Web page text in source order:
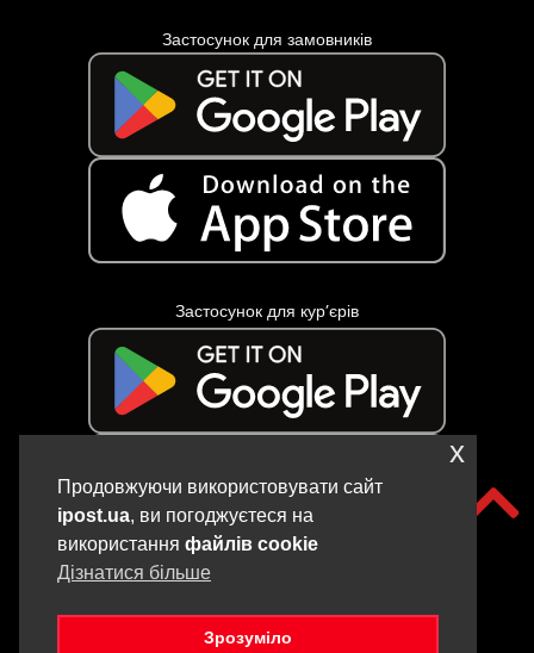
Застосунок для замовників
Застосунок для кур’єрів
Продовжуючи використовувати сайт
ipost.ua, ви погоджуєтеся на
використання файлів cookie
Дізнатися більше
Зрозуміло
x